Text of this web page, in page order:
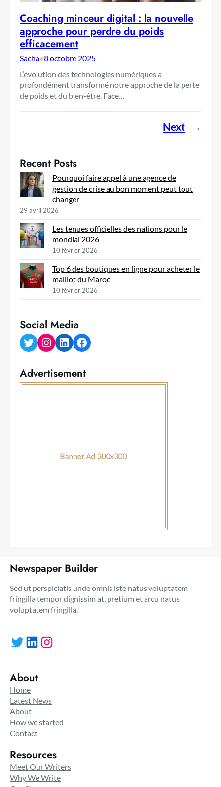
Coaching minceur digital : la nouvelle
approche pour perdre du poids
efficacement
Sacha•8 octobre 2025
L’évolution des technologies numériques a
profondément transformé notre approche de la perte
de poids et du bien-être. Face…
Next →
Recent Posts
Pourquoi faire appel à une agence de
gestion de crise au bon moment peut tout
changer
29 avril 2026
Les tenues officielles des nations pour le
mondial 2026
10 février 2026
Top 6 des boutiques en ligne pour acheter le
maillot du Maroc
10 février 2026
Social Media
Twitter Instagram LinkedIn Facebook
Advertisement
Newspaper Builder
Sed ut perspiciatis unde omnis iste natus voluptatem
fringilla tempor dignissim at, pretium et arcu natus
voluptatem fringilla.
Twitter LinkedIn Instagram
About
Home
Latest News
About
How we started
Contact
Resources
Meet Our Writers
Why We Write